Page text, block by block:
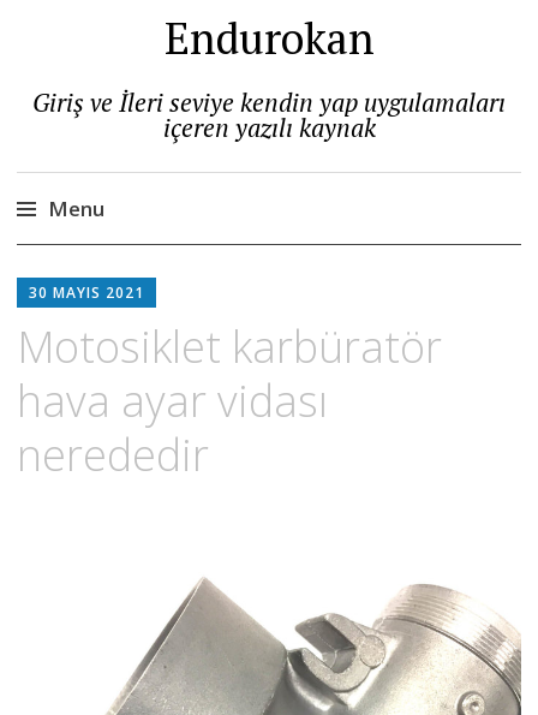
Endurokan
Giriş ve İleri seviye kendin yap uygulamaları
içeren yazılı kaynak
Menu
to
30 MAYIS 2021
Motosiklet karbüratör
hava ayar vidası
nerededir